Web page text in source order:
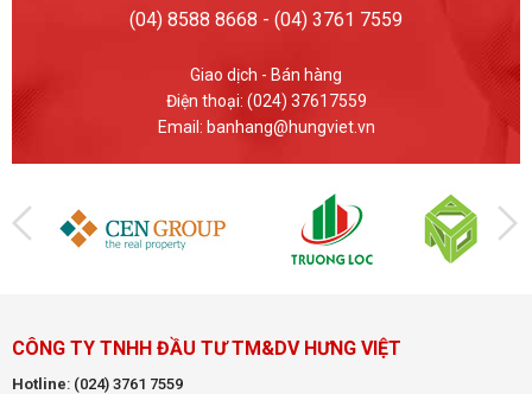
(04) 8588 8668 - (04) 3761 7559
Giao dịch - Bán hàng
Điện thoại: (024) 37617559
Email: banhang@hungviet.vn
CÔNG TY TNHH ĐẦU TƯ TM&DV HƯNG VIỆT
Hotline: (024) 3761 7559